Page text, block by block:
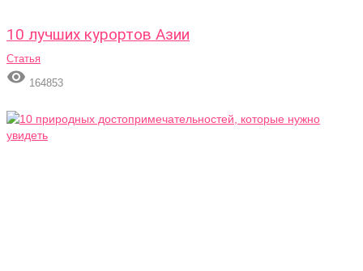
10 лучших курортов Азии
Статья
 164853